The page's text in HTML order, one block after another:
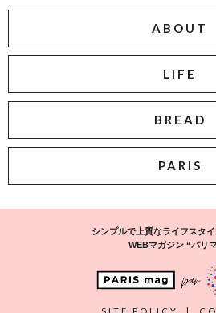
ABOUT
LIFE
BREAD
PARIS
シンプルで上質なライフスタ
WEBマガジン “パリ